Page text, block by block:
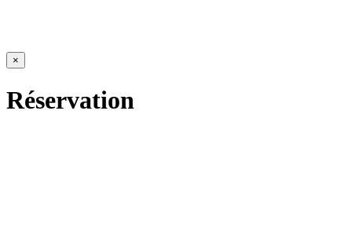
×
Réservation